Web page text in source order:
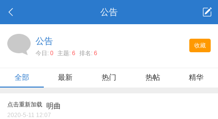
公告
收藏
公告
今日: 0 主题: 6 排名: 6
全部 最新 热门 热帖 精华
点击重新加载 明曲
2020-5-11 12:07